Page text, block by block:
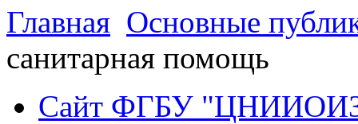
Главная Основные
санитарная помощь
Сайт ФГБУ